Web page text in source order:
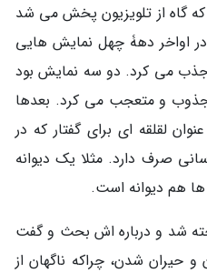
گاه از تلویزیون پخش می شد
در اواخر دهۀ چهل نمایش هایی
جذب می کرد. دو سه نمایش بود
و متعجب می کرد. بعدها
لقلقه ای برای گفتار که در
صرف دارد. مثلا یک دیوانه
ها هم دیوانه است.
که فیلم شازده احتجاب ساخته شد و درباره اش بحث و گفت
و حیران شدن، چراکه ناگهان از